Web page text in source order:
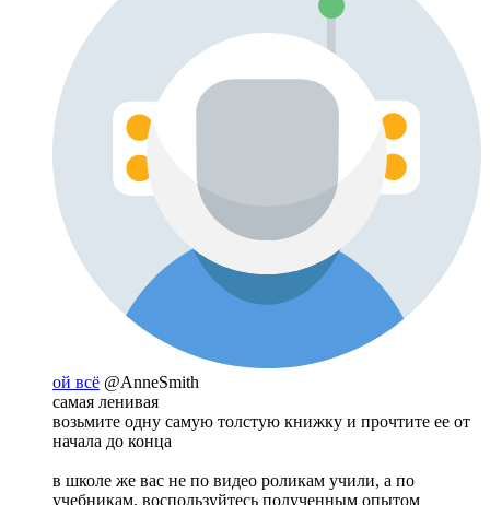
ой всё @AnneSmith
самая ленивая
возьмите одну самую толстую книжку и прочтите ее от
начала до конца
в школе же вас не по видео роликам учили, а по
учебникам, воспользуйтесь полученным опытом